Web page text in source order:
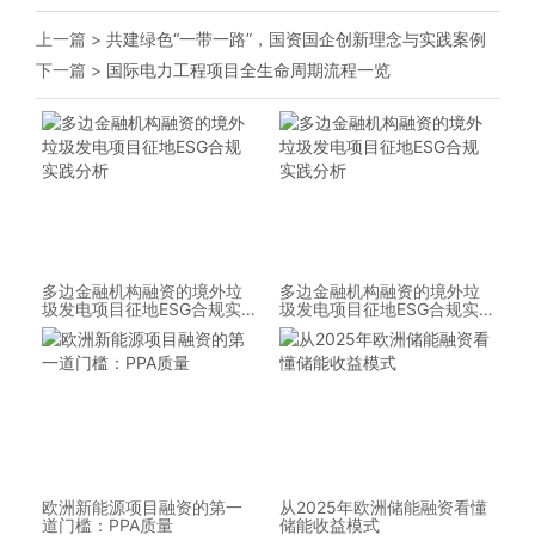
上一篇 > 共建绿色“一带一路”，国资国企创新理念与实践案例
下一篇 > 国际电力工程项目全生命周期流程一览
多边金融机构融资的境外垃
圾发电项目征地ESG合规实
践分析
多边金融机构融资的境外垃
圾发电项目征地ESG合规实
践分析
欧洲新能源项目融资的第一
道门槛：PPA质量
从2025年欧洲储能融资看懂
储能收益模式